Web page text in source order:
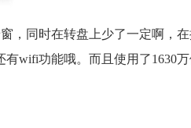
，同时在转盘上少了一定啊，
wifi功能哦。而且使用了1630万